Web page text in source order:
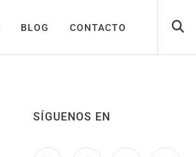
BLOG CONTACTO
SÍGUENOS EN